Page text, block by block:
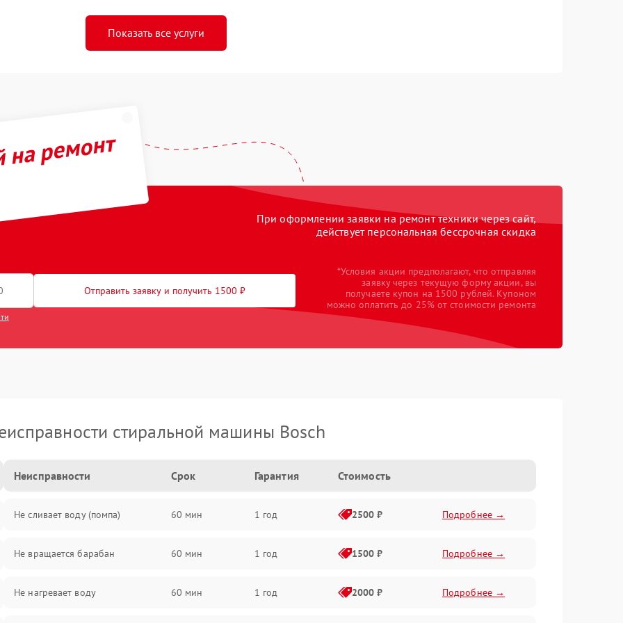
Показать все услуги
ремонт
При оформлении заявки на ремонт техники через сайт,
действует персональная бессрочная скидка
Отправить заявку и получить 1500 ₽
*Условия акции предполагают, что отправляя
заявку через текущую форму акции, вы
получаете купон на 1500 рублей. Купоном
можно оплатить до 25% от стоимости ремонта
стиральной машины Bosch
Неисправности Срок Гарантия Стоимость
Не сливает воду (помпа) 60 мин 1 год 2500 ₽ Подробнее →
Не вращается барабан 60 мин 1 год 1500 ₽ Подробнее →
Не нагревает воду 60 мин 1 год 2000 ₽ Подробнее →